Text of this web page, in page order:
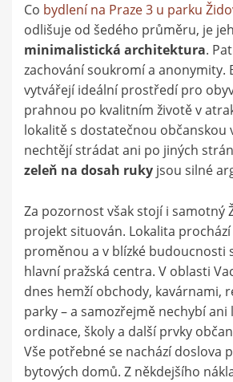
Co bydlení na Praze 3 u parku
odlišuje od šedého průměru, je
minimalistická architektura.
zachování soukromí a anonymity.
vytvářejí ideální prostředí pro
prahnou po kvalitním životě v
lokalitě s dostatečnou občanskou
nechtějí strádat ani po jiných
zeleň na dosah ruky jsou silné
Za pozornost však stojí i samotný
projekt situován. Lokalita
proměnou a v blízké budoucnosti
hlavní pražská centra. V oblasti
dnes hemží obchody, kavárnami,
parky – a samozřejmě nechybí ani
ordinace, školy a další prvky
Vše potřebné se nachází doslova
bytových domů. Z někdejšího